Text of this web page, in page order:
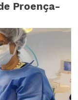
Proença-